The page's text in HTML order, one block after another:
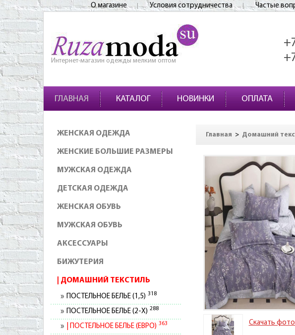
О магазине Условия сотрудничества Частые
Интернет-магазин одежды мелким оптом
ГЛАВНАЯ КАТАЛОГ НОВИНКИ ОПЛАТА
ЖЕНСКАЯ ОДЕЖДА
ЖЕНСКИЕ БОЛЬШИЕ РАЗМЕРЫ
МУЖСКАЯ ОДЕЖДА
ДЕТСКАЯ ОДЕЖДА
ЖЕНСКАЯ ОБУВЬ
МУЖСКАЯ ОБУВЬ
АКСЕССУАРЫ
БИЖУТЕРИЯ
ДОМАШНИЙ ТЕКСТИЛЬ
ПОСТЕЛЬНОЕ БЕЛЬЕ (1,5) 318
ПОСТЕЛЬНОЕ БЕЛЬЕ (2-Х) 288
ПОСТЕЛЬНОЕ БЕЛЬЕ (ЕВРО) 363
Главная > Домашний
Скачать фото